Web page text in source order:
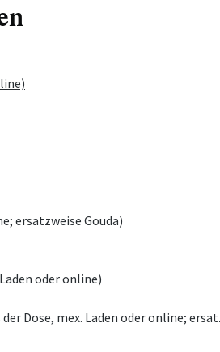
ersatzweise Gouda)
oder online)
Dose, mex. Laden oder online;